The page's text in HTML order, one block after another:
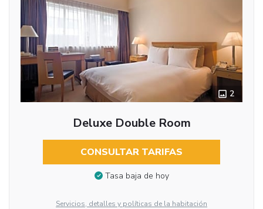
2
Deluxe Double Room
CONSULTAR TARIFAS
Tasa baja de hoy
Servicios, detalles y políticas de la habitación